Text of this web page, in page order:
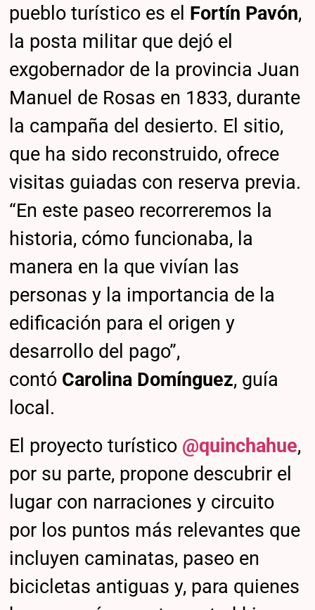
pueblo turístico es el Fortín Pavón,
la posta militar que dejó el
exgobernador de la provincia Juan
Manuel de Rosas en 1833, durante
la campaña del desierto. El sitio,
que ha sido reconstruido, ofrece
visitas guiadas con reserva previa.
“En este paseo recorreremos la
historia, cómo funcionaba, la
manera en la que vivían las
personas y la importancia de la
edificación para el origen y
desarrollo del pago”,
contó Carolina Domínguez, guía
local.
El proyecto turístico @quinchahue,
por su parte, propone descubrir el
lugar con narraciones y circuito
por los puntos más relevantes que
incluyen caminatas, paseo en
bicicletas antiguas y, para quienes